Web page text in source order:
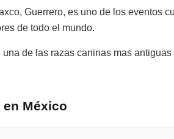
Guerrero, es uno de los eventos
de todo el mundo.
de las razas caninas mas antiguas
México